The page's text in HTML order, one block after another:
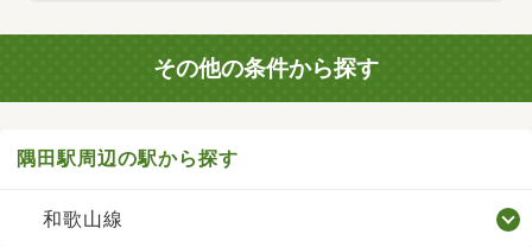
その他の条件から探す
隅田駅周辺の駅から探す
和歌山線